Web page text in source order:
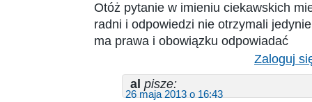
Otóż pytanie w imieniu ciekawskich
radni i odpowiedzi nie otrzymali
ma prawa i obowiązku odpowiadać
Zaloguj
al pisze:
26 maja 2013 o 16:43